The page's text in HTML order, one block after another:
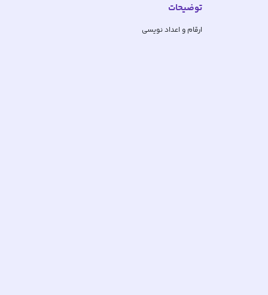
توضیحات
ارقام و اعداد نویسی